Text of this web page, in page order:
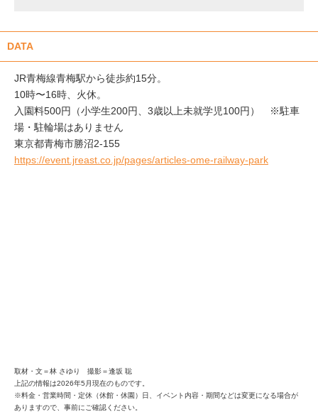
DATA
JR青梅線青梅駅から徒歩約15分。
10時〜16時、火休。
入園料500円（小学生200円、3歳以上未就学児100円） ※駐車
場・駐輪場はありません
東京都青梅市勝沼2-155
https://event.jreast.co.jp/pages/articles-ome-railway-park
取材・文＝林 さゆり 撮影＝逢坂 聡
上記の情報は2026年5月現在のものです。
※料金・営業時間・定休（休館・休園）日、イベント内容・期間などは変更になる場合が
ありますので、事前にご確認ください。